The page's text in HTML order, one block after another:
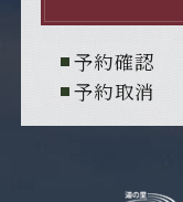
予約確認
予約取消